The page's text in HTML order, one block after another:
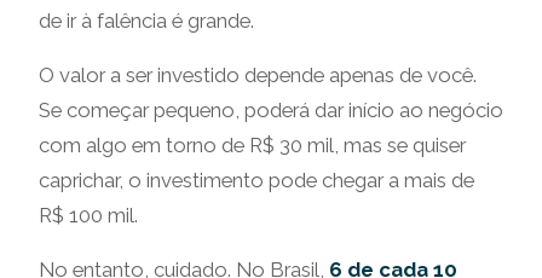
de ir à falência é grande.
O valor a ser investido depende apenas de você.
Se começar pequeno, poderá dar início ao negócio
com algo em torno de R$ 30 mil, mas se quiser
caprichar, o investimento pode chegar a mais de
R$ 100 mil.
No entanto, cuidado. No Brasil, 6 de cada 10